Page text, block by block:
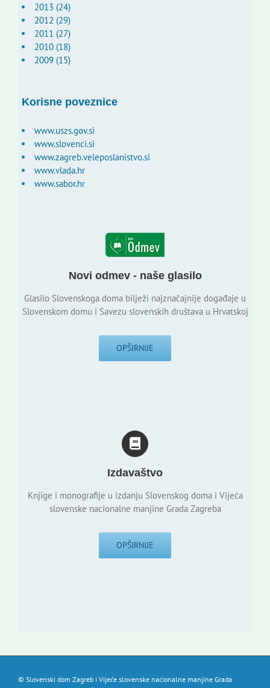
2013 (24)
2012 (29)
2011 (27)
2010 (18)
2009 (15)
Korisne poveznice
www.uszs.gov.si
www.slovenci.si
www.zagreb.veleposlanistvo.si
www.vlada.hr
www.sabor.hr
Novi odmev - naše glasilo
Glasilo Slovenskoga doma bilježi najznačajnije događaje u
Slovenskom domu i Savezu slovenskih društava u Hrvatskoj
OPŠIRNIJE
Izdavaštvo
Knjige i monografije u izdanju Slovenskog doma i Vijeća
slovenske nacionalne manjine Grada Zagreba
OPŠIRNIJE
© Slovenski dom Zagreb i Vijeće slovenske nacionalne manjine Grada